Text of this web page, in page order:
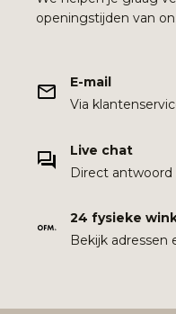
openingstijden van
E-mail
Via
Live chat
Direct antwoord
24 fysieke
Bekijk adressen